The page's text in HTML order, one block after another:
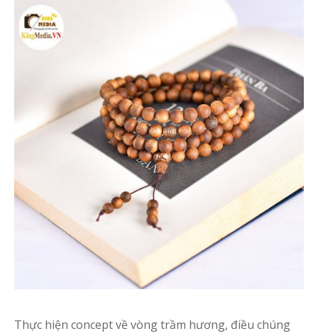
Thực hiện concept về vòng trầm hương, điều chúng